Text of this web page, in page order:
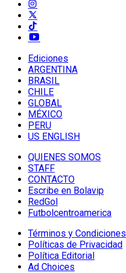
Ediciones
ARGENTINA
BRASIL
CHILE
GLOBAL
MÉXICO
PERU
US ENGLISH
QUIENES SOMOS
STAFF
CONTACTO
Escribe en Bolavip
RedGol
Futbolcentroamerica
Términos y Condiciones
Políticas de Privacidad
Política Editorial
Ad Choices